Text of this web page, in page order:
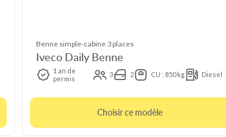
Benne simple-cabine 3 places
Iveco Daily Benne
1 an de
permis
3 2 CU : 850 kg Diesel
Choisir ce modèle